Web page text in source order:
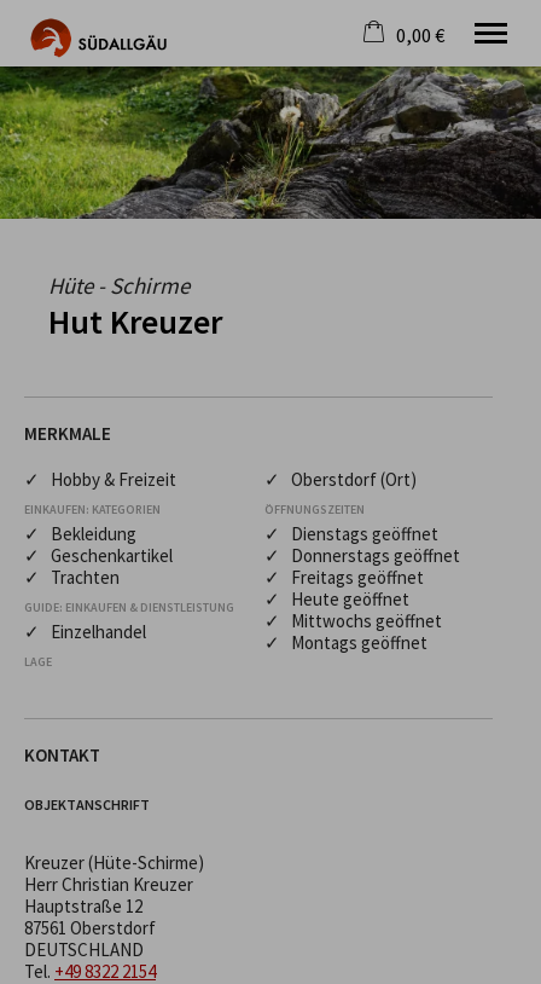
Die schönste Seite im Allgäu
Aktuell
Destination
Gastgeber
Wandern
Mountainbike
Tipps
0,00 €
×
Warenkorb ist leer
Hüte - Schirme
Hut Kreuzer
MERKMALE
✓ Hobby & Freizeit
EINKAUFEN: KATEGORIEN
✓ Bekleidung
✓ Geschenkartikel
✓ Trachten
GUIDE: EINKAUFEN & DIENSTLEISTUNG
✓ Einzelhandel
LAGE
✓ Oberstdorf (Ort)
ÖFFNUNGSZEITEN
✓ Dienstags geöffnet
✓ Donnerstags geöffnet
✓ Freitags geöffnet
✓ Heute geöffnet
✓ Mittwochs geöffnet
✓ Montags geöffnet
KONTAKT
OBJEKTANSCHRIFT
Kreuzer (Hüte-Schirme)
Herr Christian Kreuzer
Hauptstraße 12
87561 Oberstdorf
DEUTSCHLAND
Tel. +49 8322 2154